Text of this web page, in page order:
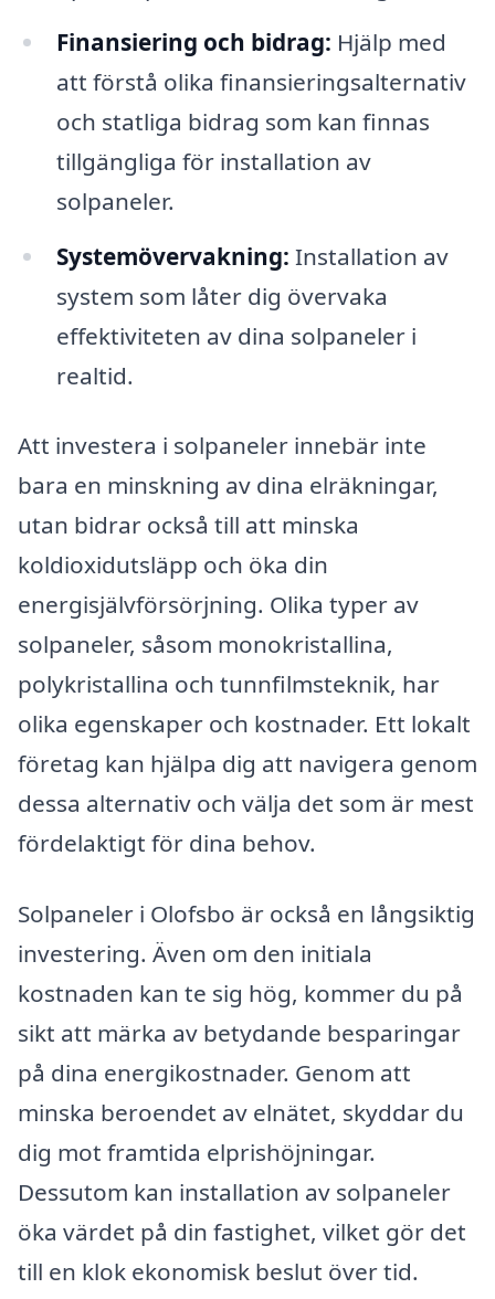
Finansiering och bidrag: Hjälp med
att förstå olika finansieringsalternativ
och statliga bidrag som kan finnas
tillgängliga för installation av
solpaneler.
Systemövervakning: Installation av
system som låter dig övervaka
effektiviteten av dina solpaneler i
realtid.
Att investera i solpaneler innebär inte
bara en minskning av dina elräkningar,
utan bidrar också till att minska
koldioxidutsläpp och öka din
energisjälvförsörjning. Olika typer av
solpaneler, såsom monokristallina,
polykristallina och tunnfilmsteknik, har
olika egenskaper och kostnader. Ett lokalt
företag kan hjälpa dig att navigera genom
dessa alternativ och välja det som är mest
fördelaktigt för dina behov.
Solpaneler i Olofsbo är också en långsiktig
investering. Även om den initiala
kostnaden kan te sig hög, kommer du på
sikt att märka av betydande besparingar
på dina energikostnader. Genom att
minska beroendet av elnätet, skyddar du
dig mot framtida elprishöjningar.
Dessutom kan installation av solpaneler
öka värdet på din fastighet, vilket gör det
till en klok ekonomisk beslut över tid.